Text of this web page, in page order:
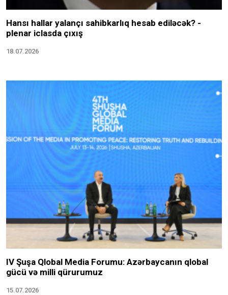
Hansı hallar yalançı sahibkarlıq hesab ediləcək? -
plenar iclasda çıxış
18.07.2026
IV Şuşa Qlobal Media Forumu: Azərbaycanın qlobal
gücü və milli qürurumuz
15.07.2026